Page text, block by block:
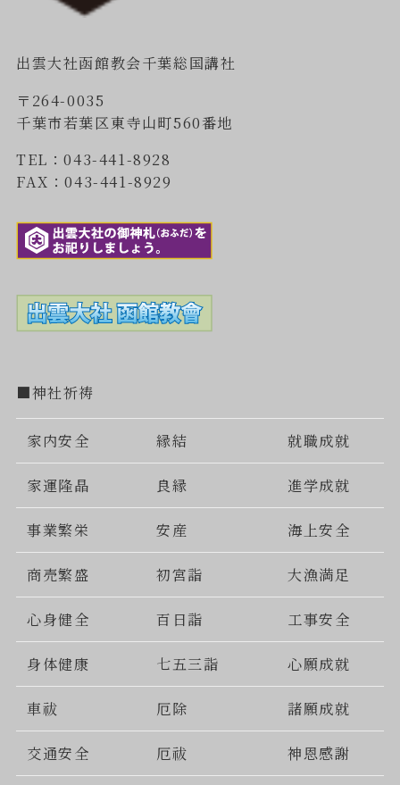
出雲大社函館教会千葉総国講社
〒264-0035
千葉市若葉区東寺山町560番地
TEL：043-441-8928
FAX：043-441-8929
■神社祈祷
家内安全 縁結 就職成就
家運隆晶 良縁 進学成就
事業繁栄 安産 海上安全
商売繁盛 初宮詣 大漁満足
心身健全 百日詣 工事安全
身体健康 七五三詣 心願成就
車祓 厄除 諸願成就
交通安全 厄祓 神恩感謝